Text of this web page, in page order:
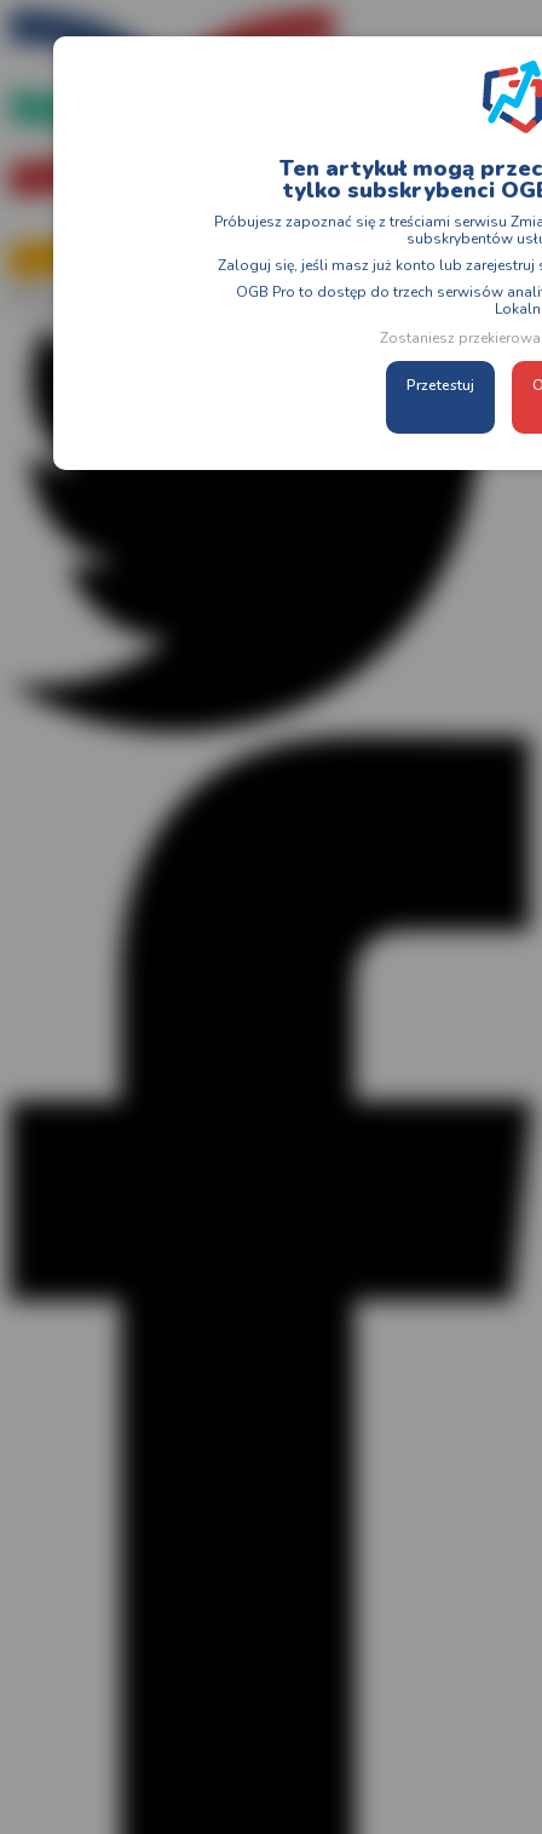
Ten artykuł mogą
tylko subskrybenci
Próbujesz zapoznać się z treściami serwisu
subskrybentów
Zaloguj się, jeśli masz już konto lub
OGB Pro to dostęp do trzech serwisów
Zostaniesz
Przetestuj